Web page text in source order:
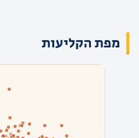
מפת הקליעות